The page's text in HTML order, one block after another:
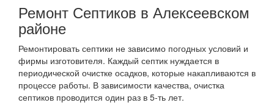
Ремонт Септиков в Алексеевском
районе
Ремонтировать септики не зависимо погодных условий и
фирмы изготовителя. Каждый септик нуждается в
периодической очистке осадков, которые накапливаются в
процессе работы. В зависимости качества, очистка
септиков проводится один раз в 5-ть лет.